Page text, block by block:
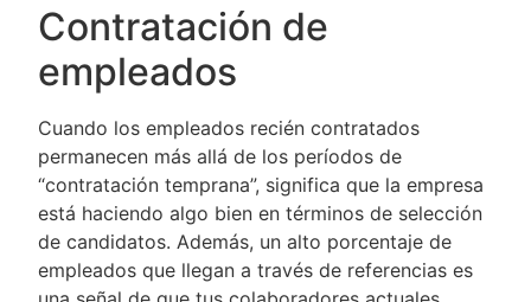
Contratación de
empleados
Cuando los empleados recién contratados
permanecen más allá de los períodos de
“contratación temprana”, significa que la empresa
está haciendo algo bien en términos de selección
de candidatos. Además, un alto porcentaje de
empleados que llegan a través de referencias es